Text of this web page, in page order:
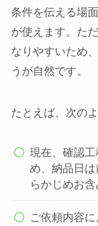
条件を伝える場
が使えます。た
なりやすいため
うが自然です。
たとえば、次の
現在、確認
め、納品日
らかじめお
ご依頼内容